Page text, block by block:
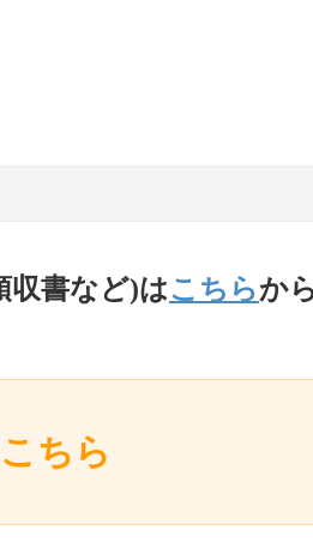
収書など)はこちらか
ちら